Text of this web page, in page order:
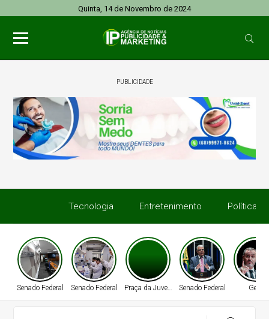
Quinta, 14 de Novembro de 2024
PUBLICIDADE
Tecnologia Entretenimento Política
Senado Federal Senado Federal Praça da JuventudeSenado Federal Geral